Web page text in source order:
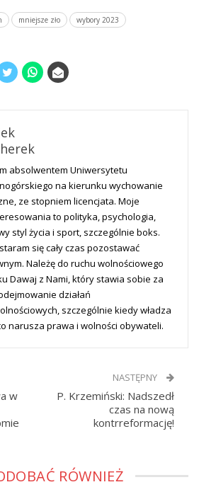
mniejsze zło wybory 2023
absolwentem Uniwersytetu
na kierunku wychowanie
ze stopniem licencjata. Moje
to polityka, psychologia,
styl życia i sport, szczególnie boks.
się cały czas pozostawać
Należę do ruchu wolnościowego
Dawaj z Nami, który stawia sobie za
działań
szczególnie kiedy władza
narusza prawa i wolności obywateli.
w
NASTĘPNY
P. Krzemiński: Nadszedł
czas na nową
kontrreformację!
RÓWNIEŻ